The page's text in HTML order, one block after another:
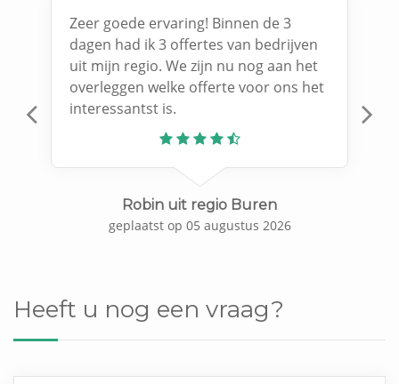
Zeer goede ervaring! Binnen de 3
dagen had ik 3 offertes van bedrijven
uit mijn regio. We zijn nu nog aan het
overleggen welke offerte voor ons het
interessantst is.
Robin uit regio Buren
geplaatst op 05 augustus 2026
Previous
Heeft u nog een vraag?